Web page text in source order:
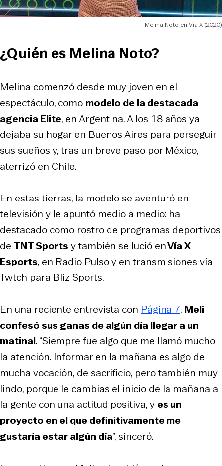
Melina Noto en Vía X (2020)
¿Quién es Melina Noto?
Melina comenzó desde muy joven en el
espectáculo, como modelo de la destacada
agencia Elite, en Argentina. A los 18 años ya
dejaba su hogar en Buenos Aires para perseguir
sus sueños y, tras un breve paso por México,
aterrizó en Chile.
En estas tierras, la modelo se aventuró en
televisión y le apuntó medio a medio: ha
destacado como rostro de programas deportivos
de TNT Sports y también se lució enVía X
Esports, en Radio Pulso y en transmisiones vía
Twtch para Bliz Sports.
En una reciente entrevista con Página 7, Meli
confesó sus ganas de algún día llegar a un
matinal. “Siempre fue algo que me llamó mucho
la atención. Informar en la mañana es algo de
mucha vocación, de sacrificio, pero también muy
lindo, porque le cambias el inicio de la mañana a
la gente con una actitud positiva, y es un
proyecto en el que definitivamente me
gustaría estar algún día”, sinceró.